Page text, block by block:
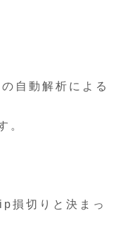
自動解析による
。
損切りと決まっ